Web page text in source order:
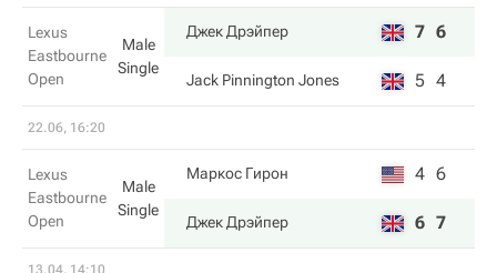
Lexus
Eastbourne
Open
Male
Single
Джек Дрэйпер 7 6
Jack Pinnington Jones 5 4
22.06, 16:20
Lexus
Eastbourne
Open
Male
Single
Маркос Гирон 4 6
Джек Дрэйпер 6 7
13.04, 14:10